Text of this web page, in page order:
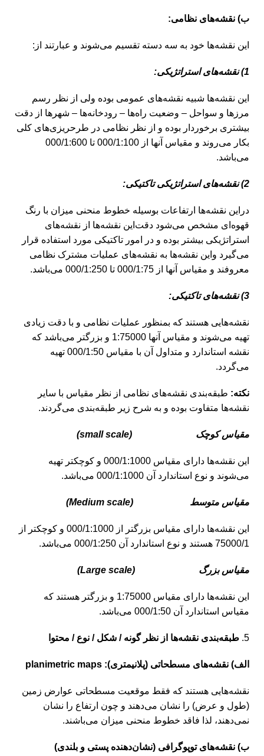
ب) نقشه‌های نظامی:
‌این نقشه‌ها خود به سه دسته تقسیم می‌شوند و عبارتند از:
1) نقشه‌های استراتژیکی:
این نقشه‌ها شبیه نقشه‌های عمومی بوده ولی از نظر رسم
مرزها و سواحل – وضعیت راه‌ها – رودخانه‌ها – شهرها از دقت
بیشتری برخوردار بوده و از نظر نظامی در طرحریزی‌های کلی
بکار می‌روند و مقیاس آنها از 000/1:100 تا 000/1:600
می‌باشد.
2) نقشه‌های استراتژیکی تاکتیکی:
در‌این نقشه‌ها ارتفاعات بوسیله خطوط منحنی میزان با رنگ
قهوه‌ای مشخص می‌شود دقت‌این نقشه‌ها از نقشه‌های
استراتژیکی بیشتر بوده و در امور تاکتیکی مورد استفاده قرار
می‌گیرد و‌این نقشه‌ها به نقشه‌های عملیات مشترک نظامی
معروفند و مقیاس آنها از 000/1:75 تا 000/1:250 می‌باشد.
3) نقشه‌های تاکتیکی:
نقشه‌هایی هستند که بمنظور عملیات نظامی و با دقت زیادی
تهیه می‌شوند و مقیاس آنها 1:75000 و بزرگتر می‌باشد که
نقشه استاندارد و متداول آن با مقیاس 000/1:50 تهیه
می‌گردد.
نکته: طبقه‌بندی نقشه‌های نظامی از نظر مقیاس با سایر
نقشه‌ها متفاوت بوده و به شرح زیر طبقه‌بندی می‌گردند.
مقیاس کوچک (small scale
)
این نقشه‌ها دارای مقیاس 000/1:1000 و کوچکتر تهیه
می‌شوند و نوع استاندارد آن 000/1:1000 می‌باشد.
مقیاس متوسط (Medium scale
)
این نقشه‌ها دارای مقیاس بزرگتر از 000/1:1000 و کوچکتر از
75000/1 هستند و نوع استاندارد آن 000/1:250 می‌باشد.
مقیاس بزرگ (Large scale
)
این نقشه‌ها دارای مقیاس 1:75000 و بزرگتر هستند که
مقیاس استاندارد آن 000/1:50 می‌باشد.
طبقه‌بندی نقشه‌ها از نظر گونه / شکل / نوع / محتوا
الف) نقشه‌های مسطحاتی (پلانیمتری): planimetric maps
نقشه‌هایی هستند که فقط موقعیت مسطحاتی عوارض زمین
(طول و عرض) را نشان می‌دهند و چون ارتفاع را نشان
نمی‌دهند، لذا فاقد خطوط منحنی میزان می‌باشند.
ب) نقشه‌های توپوگرافی (نشان‌دهنده پستی و بلندی)